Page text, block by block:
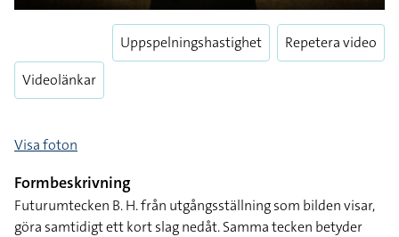
Play
Enter
Videolänkar
Uppspelningshastighet Repetera video
Visa foton
Formbeskrivning
Futurumtecken B. H. från utgångsställning som bilden visar,
göra samtidigt ett kort slag nedåt. Samma tecken betyder